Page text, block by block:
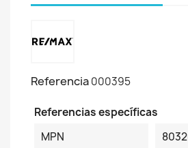
Referencia000395
Referencias específicas
MPN